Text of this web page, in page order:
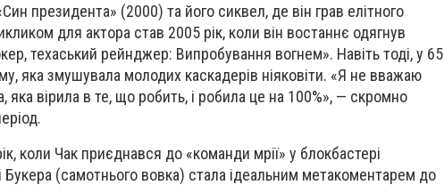
президента» (2000) та його сиквел, де він грав елітного
для актора став 2005 рік, коли він востаннє одягнув
техаський рейнджер: Випробування вогнем». Навіть тоді, у 65
яка змушувала молодих каскадерів ніяковіти. «Я не вважаю
вірила в те, що робить, і робила це на 100%», — скромно
коли Чак приєднався до «команди мрії» у блокбастері
Букера (самотнього вовка) стала ідеальним метакоментарем до